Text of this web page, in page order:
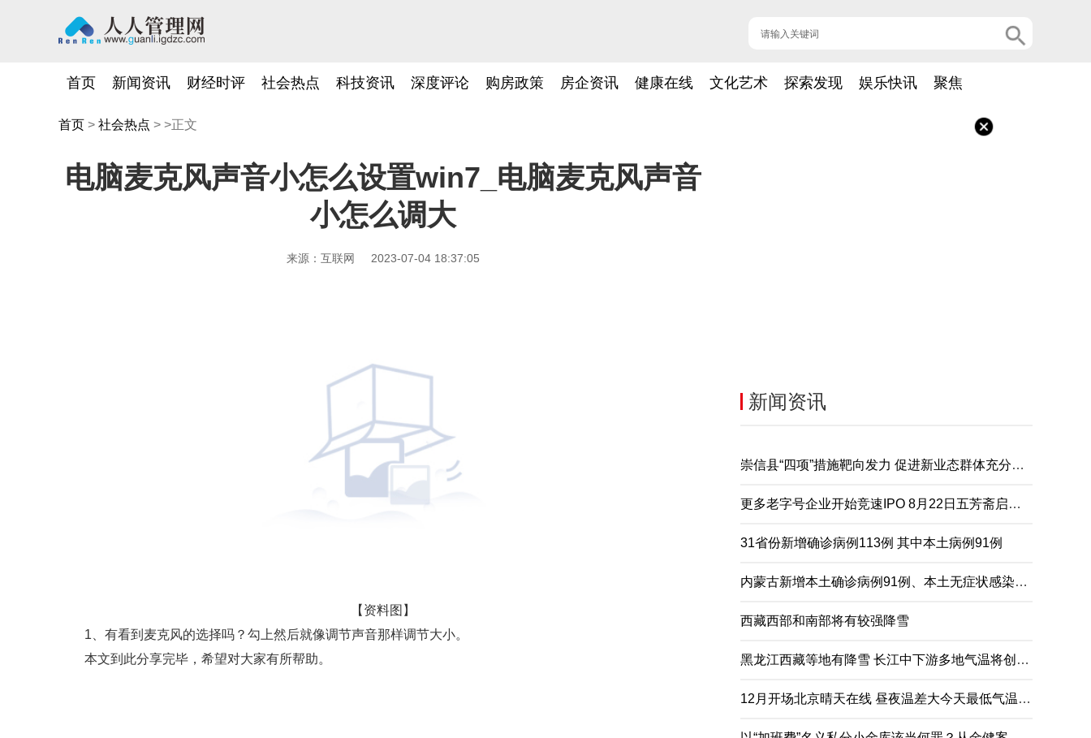
首页 新闻资讯 财经时评 社会热点 科技资讯 深度评论 购房政策 房企资讯 健康在线 文化艺术 探索发现 娱乐快讯 聚焦
首页 > 社会热点 > >正文
电脑麦克风声音小怎么设置win7_电脑麦克风声音
小怎么调大
来源：互联网 2023-07-04 18:37:05
【资料图】
1、有看到麦克风的选择吗？勾上然后就像调节声音那样调节大小。
本文到此分享完毕，希望对大家有所帮助。
新闻资讯
崇信县“四项”措施靶向发力 促进新业态群体充分就业
更多老字号企业开始竞速IPO 8月22日五芳斋启动申购
31省份新增确诊病例113例 其中本土病例91例
内蒙古新增本土确诊病例91例、本土无症状感染者2例
西藏西部和南部将有较强降雪
黑龙江西藏等地有降雪 长江中下游多地气温将创下半年来新低
12月开场北京晴天在线 昼夜温差大今天最低气温仅-5℃